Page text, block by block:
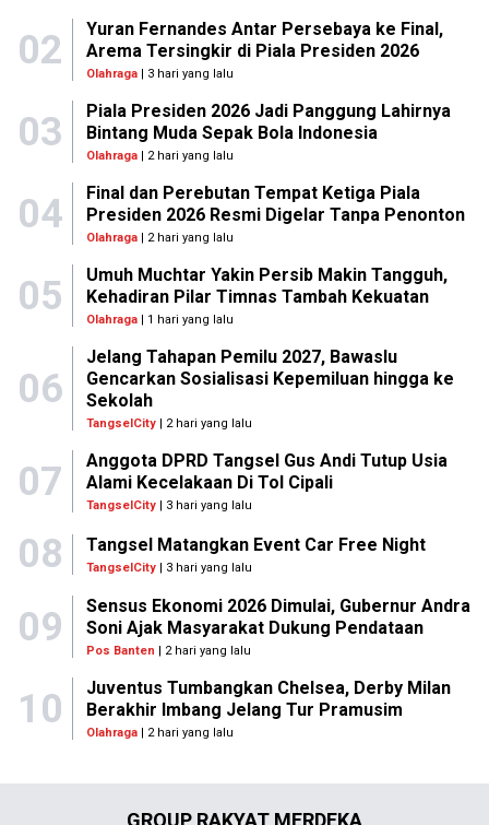
02
Yuran Fernandes Antar Persebaya ke Final,
Arema Tersingkir di Piala Presiden 2026
Olahraga| 3 hari yang lalu
03
Piala Presiden 2026 Jadi Panggung Lahirnya
Bintang Muda Sepak Bola Indonesia
Olahraga| 2 hari yang lalu
04
Final dan Perebutan Tempat Ketiga Piala
Presiden 2026 Resmi Digelar Tanpa Penonton
Olahraga| 2 hari yang lalu
05
Umuh Muchtar Yakin Persib Makin Tangguh,
Kehadiran Pilar Timnas Tambah Kekuatan
Olahraga| 1 hari yang lalu
06
Jelang Tahapan Pemilu 2027, Bawaslu
Gencarkan Sosialisasi Kepemiluan hingga ke
Sekolah
TangselCity| 2 hari yang lalu
07
Anggota DPRD Tangsel Gus Andi Tutup Usia
Alami Kecelakaan Di Tol Cipali
TangselCity| 3 hari yang lalu
08 Tangsel Matangkan Event Car Free Night
TangselCity | 3 hari yang lalu
09
Sensus Ekonomi 2026 Dimulai, Gubernur Andra
Soni Ajak Masyarakat Dukung Pendataan
Pos Banten | 2 hari yang lalu
10
Juventus Tumbangkan Chelsea, Derby Milan
Berakhir Imbang Jelang Tur Pramusim
Olahraga| 2 hari yang lalu
GROUP RAKYAT MERDEKA